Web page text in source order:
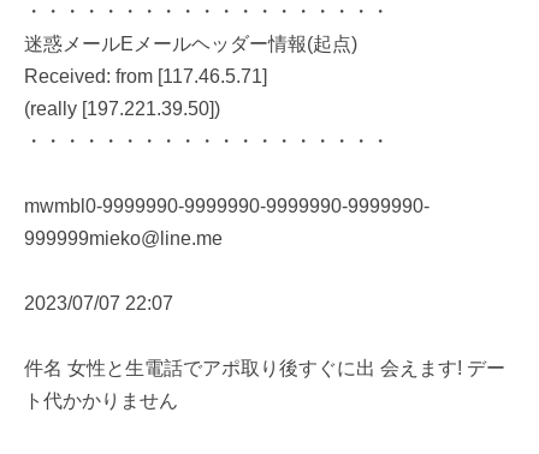
・・・・・・・・・・・・・・・・・・・
迷惑メールEメールヘッダー情報(起点)
Received: from [117.46.5.71]
(really [197.221.39.50])
・・・・・・・・・・・・・・・・・・・
mwmbl0-9999990-9999990-9999990-9999990-
999999mieko@line.me
2023/07/07 22:07
件名 女性と生電話でアポ取り後すぐに出 会えます! デー
ト代かかりません